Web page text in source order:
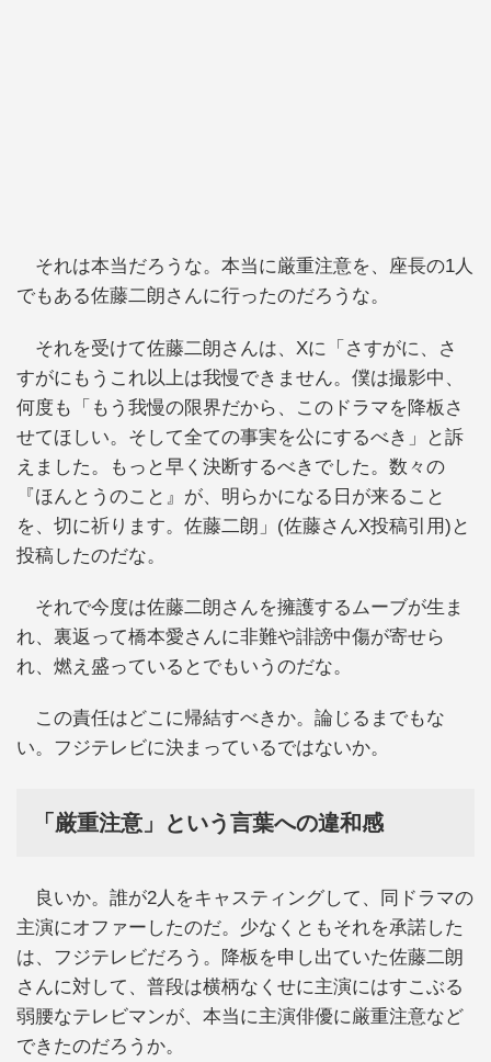
それは本当だろうな。本当に厳重注意を、座長の1人
でもある佐藤二朗さんに行ったのだろうな。
それを受けて佐藤二朗さんは、Xに「さすがに、さ
すがにもうこれ以上は我慢できません。僕は撮影中、
何度も「もう我慢の限界だから、このドラマを降板さ
せてほしい。そして全ての事実を公にするべき」と訴
えました。もっと早く決断するべきでした。数々の
『ほんとうのこと』が、明らかになる日が来ること
を、切に祈ります。佐藤二朗」(佐藤さんX投稿引用)と
投稿したのだな。
それで今度は佐藤二朗さんを擁護するムーブが生ま
れ、裏返って橋本愛さんに非難や誹謗中傷が寄せら
れ、燃え盛っているとでもいうのだな。
この責任はどこに帰結すべきか。論じるまでもな
い。フジテレビに決まっているではないか。
「厳重注意」という言葉への違和感
良いか。誰が2人をキャスティングして、同ドラマの
主演にオファーしたのだ。少なくともそれを承諾した
は、フジテレビだろう。降板を申し出ていた佐藤二朗
さんに対して、普段は横柄なくせに主演にはすこぶる
弱腰なテレビマンが、本当に主演俳優に厳重注意など
できたのだろうか。